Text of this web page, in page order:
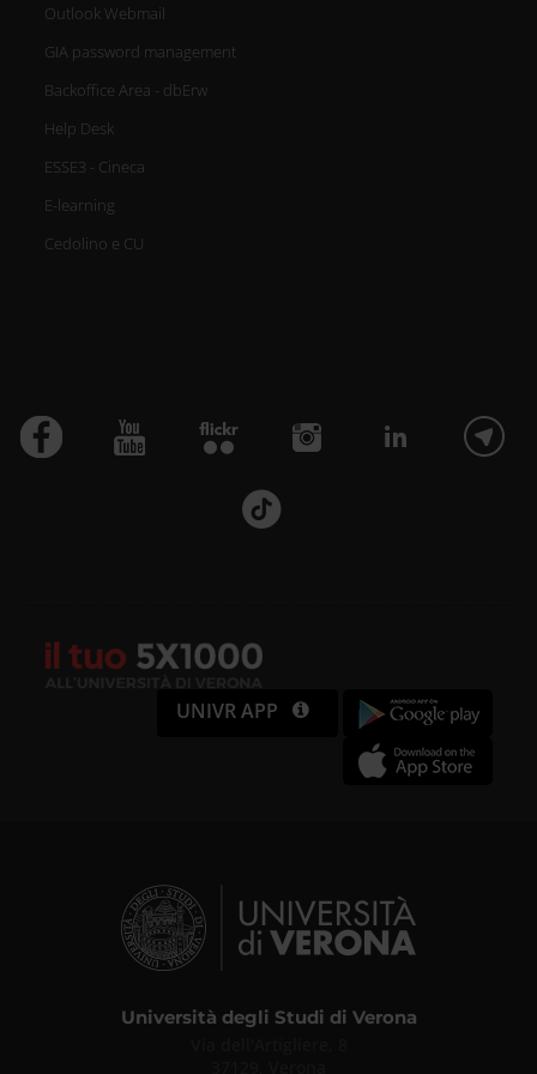
Outlook Webmail
GIA password management
Backoffice Area - dbErw
Help Desk
ESSE3 - Cineca
E-learning
Cedolino e CU
UNIVR APP
Università degli Studi di Verona